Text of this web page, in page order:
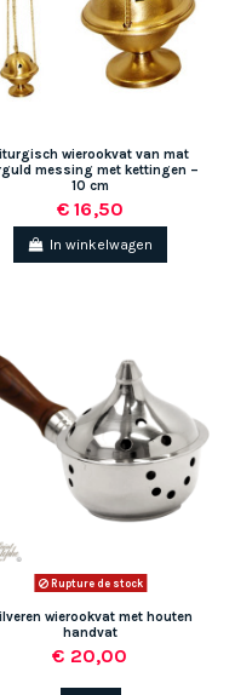
wierookvat van mat
messing met kettingen –
10 cm
€ 16,50
In winkelwagen
Rupture de stock
wierookvat met houten
handvat
€ 20,00